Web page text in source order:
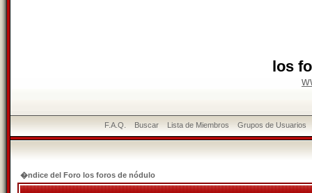
los
F.A.Q. Buscar Lista de Miembros Grupos de Usuarios
�ndice del Foro los foros de nódulo